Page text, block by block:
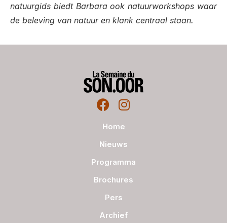
natuurgids biedt Barbara ook natuurworkshops waar
de beleving van natuur en klank centraal staan.
Home
Nieuws
Programma
Brochures
Pers
Archief